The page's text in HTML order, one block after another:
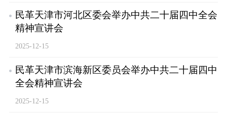
民革天津市河北区委会举办中共二十届四中全会
精神宣讲会
2025-12-15
民革天津市滨海新区委员会举办中共二十届四中
全会精神宣讲会
2025-12-15